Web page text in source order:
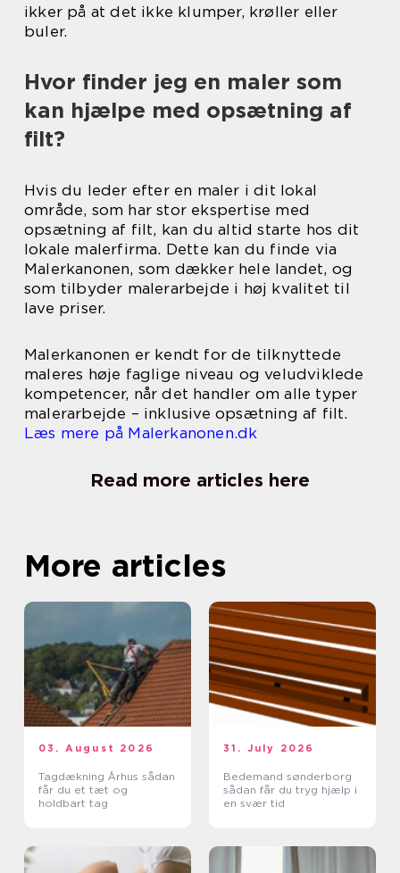
ikker på at det ikke klumper, krøller eller
buler.
Hvor finder jeg en maler som
kan hjælpe med opsætning af
filt?
Hvis du leder efter en maler i dit lokal
område, som har stor ekspertise med
opsætning af filt, kan du altid starte hos dit
lokale malerfirma. Dette kan du finde via
Malerkanonen, som dækker hele landet, og
som tilbyder malerarbejde i høj kvalitet til
lave priser.
Malerkanonen er kendt for de tilknyttede
maleres høje faglige niveau og veludviklede
kompetencer, når det handler om alle typer
malerarbejde – inklusive opsætning af filt.
Læs mere på Malerkanonen.dk
Read more articles here
More articles
03. August 2026
Tagdækning Århus sådan
får du et tæt og
holdbart tag
31. July 2026
Bedemand sønderborg
sådan får du tryg hjælp i
en svær tid